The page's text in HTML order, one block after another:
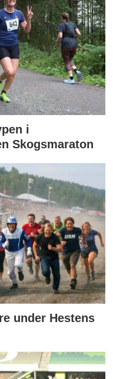
i
Skogsmaraton
under Hestens